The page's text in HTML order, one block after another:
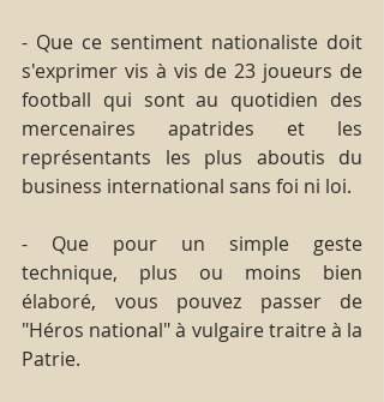
- Que ce sentiment nationaliste doit
s'exprimer vis à vis de 23 joueurs de
football qui sont au quotidien des
mercenaires apatrides et les
représentants les plus aboutis du
business international sans foi ni loi.
- Que pour un simple geste
technique, plus ou moins bien
élaboré, vous pouvez passer de
"Héros national" à vulgaire traitre à la
Patrie.